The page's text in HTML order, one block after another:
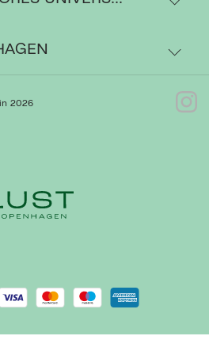
2026